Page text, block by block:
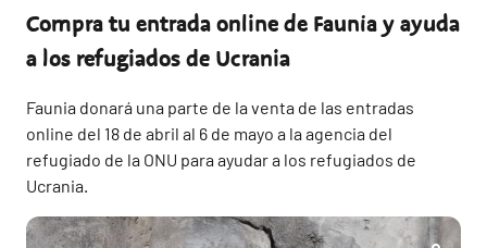
Compra tu entrada online de Faunia y ayuda
a los refugiados de Ucrania
Faunia donará una parte de la venta de las entradas
online del 18 de abril al 6 de mayo a la agencia del
refugiado de la ONU para ayudar a los refugiados de
Ucrania.